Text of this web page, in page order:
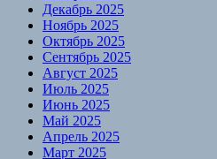
Декабрь 2025
Ноябрь 2025
Октябрь 2025
Сентябрь 2025
Август 2025
Июль 2025
Июнь 2025
Май 2025
Апрель 2025
Март 2025